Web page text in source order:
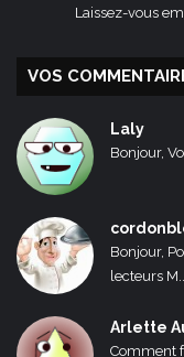
Laissez-vous
VOS
Laly
Bonjour,
Bonjour,
lecteurs
Arlette
Comment